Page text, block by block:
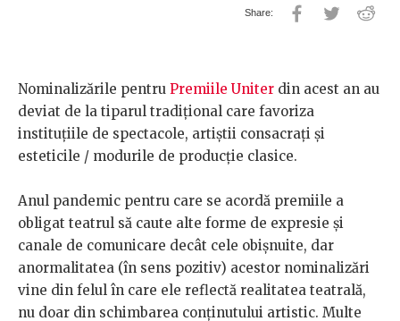
Nominalizările pentru Premiile Uniter din acest an au
deviat de la tiparul tradițional care favoriza
instituțiile de spectacole, artiștii consacrați și
esteticile / modurile de producție clasice.
Anul pandemic pentru care se acordă premiile a
obligat teatrul să caute alte forme de expresie și
canale de comunicare decât cele obișnuite, dar
anormalitatea (în sens pozitiv) acestor nominalizări
vine din felul în care ele reflectă realitatea teatrală,
nu doar din schimbarea conținutului artistic. Multe